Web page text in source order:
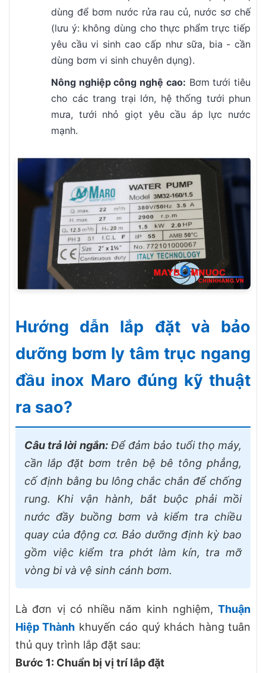
dùng để bơm nước rửa rau củ, nước sơ chế
(lưu ý: không dùng cho thực phẩm trực tiếp
yêu cầu vi sinh cao cấp như sữa, bia - cần
dùng bơm vi sinh chuyên dụng).
Nông nghiệp công nghệ cao: Bơm tưới tiêu
cho các trang trại lớn, hệ thống tưới phun
mưa, tưới nhỏ giọt yêu cầu áp lực nước
mạnh.
Hướng dẫn lắp đặt và bảo
dưỡng bơm ly tâm trục ngang
đầu inox Maro đúng kỹ thuật
ra sao?
Câu trả lời ngắn:Để đảm bảo tuổi thọ máy,
cần lắp đặt bơm trên bệ bê tông phẳng,
cố định bằng bu lông chắc chắn để chống
rung. Khi vận hành, bắt buộc phải mồi
nước đầy buồng bơm và kiểm tra chiều
quay của động cơ. Bảo dưỡng định kỳ bao
gồm việc kiểm tra phớt làm kín, tra mỡ
vòng bi và vệ sinh cánh bơm.
Là đơn vị có nhiều năm kinh nghiệm, Thuận
Hiệp Thành khuyến cáo quý khách hàng tuân
thủ quy trình lắp đặt sau:
Bước 1: Chuẩn bị vị trí lắp đặt